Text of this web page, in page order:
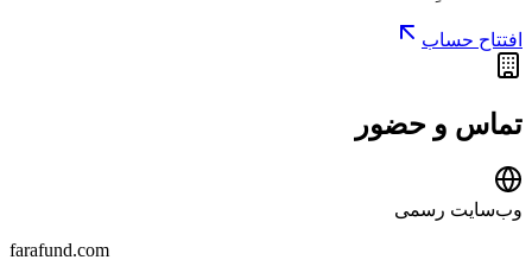
افتتاح حساب
تماس و حضور
وب‌سایت رسمی
farafund.com